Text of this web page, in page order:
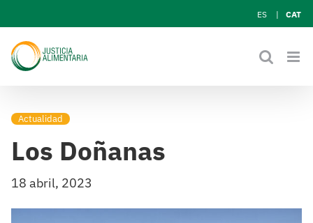
to
content
ES CAT
Actualidad
Los Doñanas
18 abril, 2023